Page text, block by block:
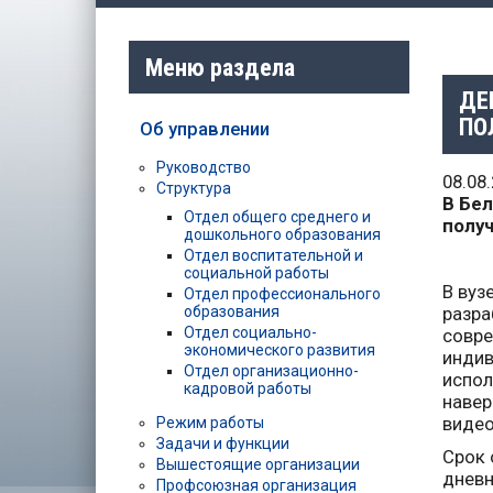
В
В
Срок
Меню раздела
Об управлении
Руководство
Структура
Отдел общего среднего и
дошкольного образования
Отдел воспитательной и
социальной работы
Отдел профессионального
образования
Отдел социально-
экономического развития
Отдел организационно-
кадровой работы
Режим работы
Задачи и функции
Вышестоящие организации
Профсоюзная организация